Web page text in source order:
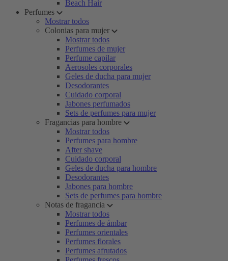
Beach Hair
Perfumes
Mostrar todos
Colonias para mujer
Mostrar todos
Perfumes de mujer
Perfume capilar
Aerosoles corporales
Geles de ducha para mujer
Desodorantes
Cuidado corporal
Jabones perfumados
Sets de perfumes para mujer
Fragancias para hombre
Mostrar todos
Perfumes para hombre
After shave
Cuidado corporal
Geles de ducha para hombre
Desodorantes
Jabones para hombre
Sets de perfumes para hombre
Notas de fragancia
Mostrar todos
Perfumes de ámbar
Perfumes orientales
Perfumes florales
Perfumes afrutados